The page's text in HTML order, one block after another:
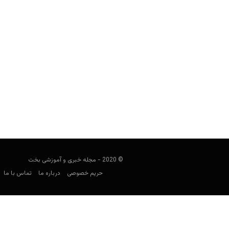
© 2020 - مجله خبری و آموزشی بخت
حریم خصوصی
درباره ما تماس با ما